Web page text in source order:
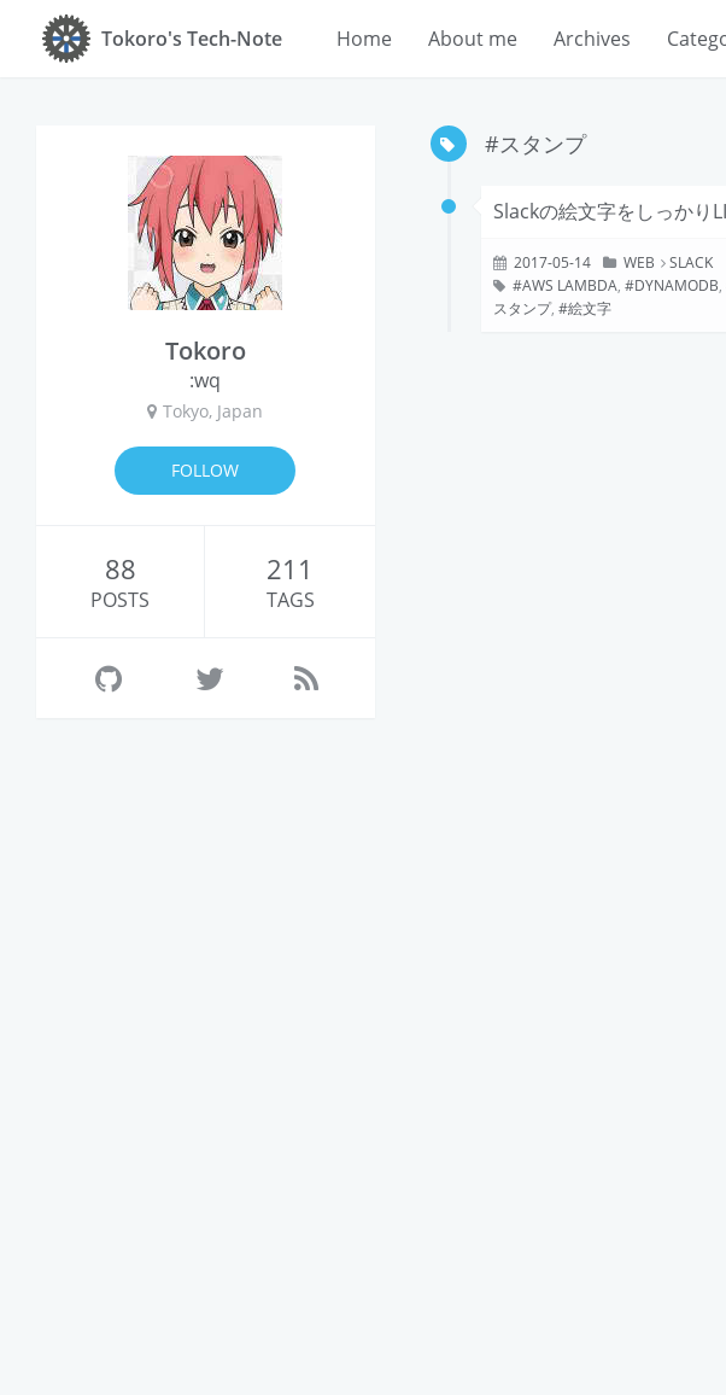
Tokoro's Tech-Note Home About me Archives
Tokoro
:wq
Tokyo, Japan
FOLLOW
88
POSTS
211
TAGS
#スタンプ
Slackの絵文字をしっかり
2017-05-14 WEB
SLACK
AWS LAMBDA, DYNAMODB,
スタンプ, 絵文字